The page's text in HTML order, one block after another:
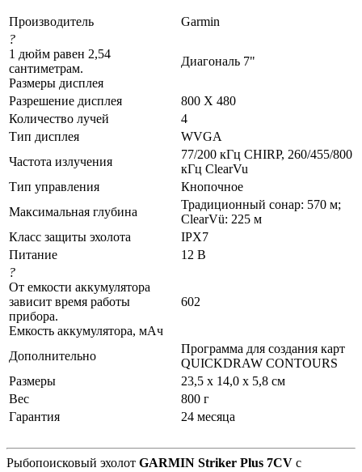
Производитель
Garmin
?
1 дюйм равен 2,54
сантиметрам.
Размеры дисплея
Диагональ 7"
Разрешение дисплея
800 X 480
Количество лучей
4
Тип дисплея
WVGA
Частота излучения
77/200 кГц CHIRP, 260/455/800
кГц ClearVu
Тип управления
Кнопочное
Максимальная глубина
Традиционный сонар: 570 м;
ClearVü: 225 м
Класс защиты эхолота
IPX7
Питание
12 В
?
От емкости аккумулятора
зависит время работы
прибора.
Емкость аккумулятора, мАч
602
Дополнительно
Программа для создания карт
QUICKDRAW CONTOURS
Размеры
23,5 x 14,0 x 5,8 см
Вес
800 г
Гарантия
24 месяца
Рыбопоисковый эхолот GARMIN Striker Plus 7CV с